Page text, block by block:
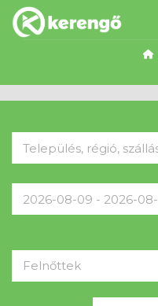
Felnőttek